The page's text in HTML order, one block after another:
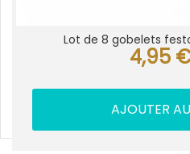
Lot de 8 gobelets
4,95
AJOUTER